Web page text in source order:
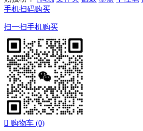
手机扫码购买
扫一扫手机购买
 购物车 (0)